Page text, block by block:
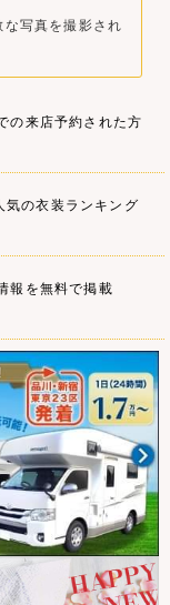
写真を撮影され
の来店予約された方
気の衣装ランキング
報を無料で掲載